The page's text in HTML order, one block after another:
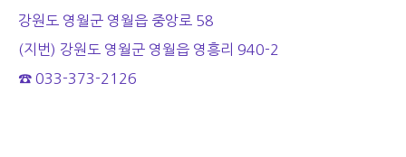
강원도 영월군 영월읍 중앙로 58
(지번) 강원도 영월군 영월읍 영흥리 940-2
☎ 033-373-2126